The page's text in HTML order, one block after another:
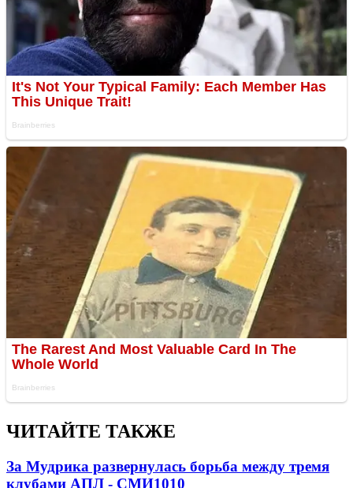
ЧИТАЙТЕ ТАКЖЕ
За Мудрика развернулась борьба между тремя
клубами АПЛ - СМИ1010